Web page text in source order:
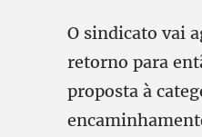
O sindicato vai
retorno para
proposta à